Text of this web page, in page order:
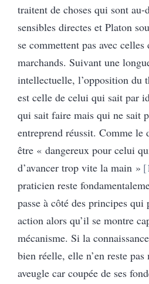
traitent de choses qui sont au-
sensibles directes et Platon
se commettent pas avec celles
marchands. Suivant une
intellectuelle, l’opposition du
est celle de celui qui sait par
qui sait faire mais qui ne sait
entreprend réussit. Comme
être « dangereux pour celui
d’avancer trop vite la main »
praticien reste
passe à côté des principes
action alors qu’il se montre
mécanisme. Si la
bien réelle, elle n’en reste
aveugle car coupée de ses